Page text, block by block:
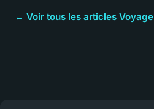
← Voir tous les articles Voyage